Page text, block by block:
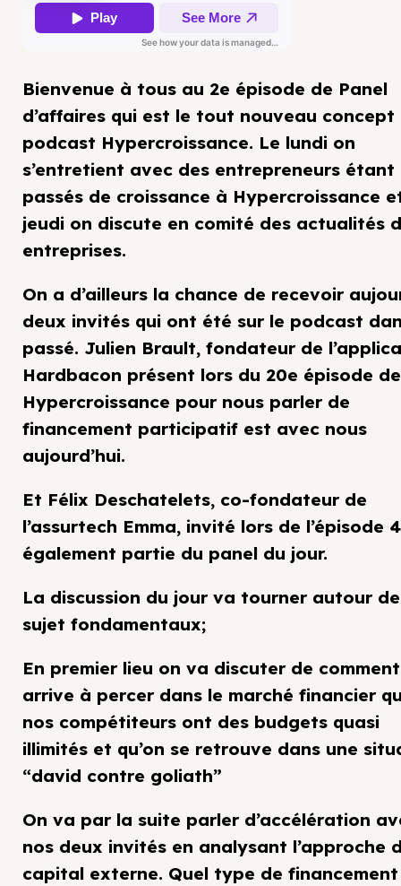
Bienvenue à tous au 2e épisode de Panel
d’affaires qui est le tout nouveau concept
podcast Hypercroissance. Le lundi on
s’entretient avec des entrepreneurs étant
passés de croissance à Hypercroissance
jeudi on discute en comité des actualités
entreprises.
On a d’ailleurs la chance de recevoir
deux invités qui ont été sur le podcast
passé. Julien Brault, fondateur de
Hardbacon présent lors du 20e épisode de
Hypercroissance pour nous parler de
financement participatif est avec nous
aujourd’hui.
Et Félix Deschatelets, co-fondateur de
l’assurtech Emma, invité lors de l’épisode
également partie du panel du jour.
La discussion du jour va tourner autour
sujet fondamentaux;
En premier lieu on va discuter de
arrive à percer dans le marché financier
nos compétiteurs ont des budgets quasi
illimités et qu’on se retrouve dans une
“david contre goliath”
On va par la suite parler d’accélération
nos deux invités en analysant l’approche
capital externe. Quel type de